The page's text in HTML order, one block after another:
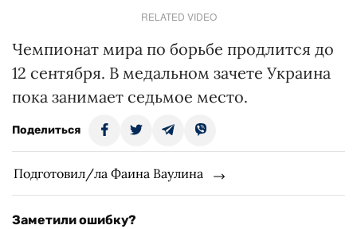
RELATED VIDEO
Чемпионат мира по борьбе продлится до
12 сентября. В медальном зачете Украина
пока занимает седьмое место.
Поделиться
Подготовил/ла Фаина Ваулина
Заметили ошибку?